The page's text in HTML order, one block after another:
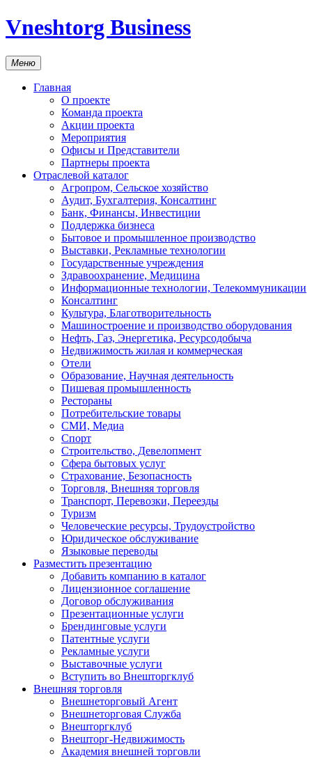
Vneshtorg Business
Меню
Главная
О проекте
Команда проекта
Акции проекта
Мероприятия
Офисы и Представители
Партнеры проекта
Отраслевой каталог
Агропром, Сельское хозяйство
Аудит, Бухгалтерия, Консалтинг
Банк, Финансы, Инвестиции
Поддержка бизнеса
Бытовое и промышленное производство
Выставки, Рекламные технологии
Государственные учреждения
Здравоохранение, Медицина
Информационные технологии, Телекоммуникации
Консалтинг
Культура, Благотворительность
Машиностроение и производство оборудования
Нефть, Газ, Энергетика, Ресурсодобыча
Недвижимость жилая и коммерческая
Отели
Образование, Научная деятельность
Пишевая промышленность
Рестораны
Потребительские товары
СМИ, Медиа
Спорт
Строительство, Девелопмент
Сфера бытовых услуг
Страхование, Безопасность
Торговля, Внешняя торговля
Транспорт, Перевозки, Переезды
Туризм
Человеческие ресурсы, Трудоустройство
Юридическое обслуживание
Языковые переводы
Разместить презентацию
Добавить компанию в каталог
Лицензионное соглашение
Договор обслуживания
Презентационные услуги
Брендинговые услуги
Патентные услуги
Рекламные услуги
Выставочные услуги
Вступить во Внешторгклуб
Внешняя торговля
Внешнеторговый Агент
Внешнеторговая Служба
Внешторгклуб
Внешторг-Недвижимость
Академия внешней торговли